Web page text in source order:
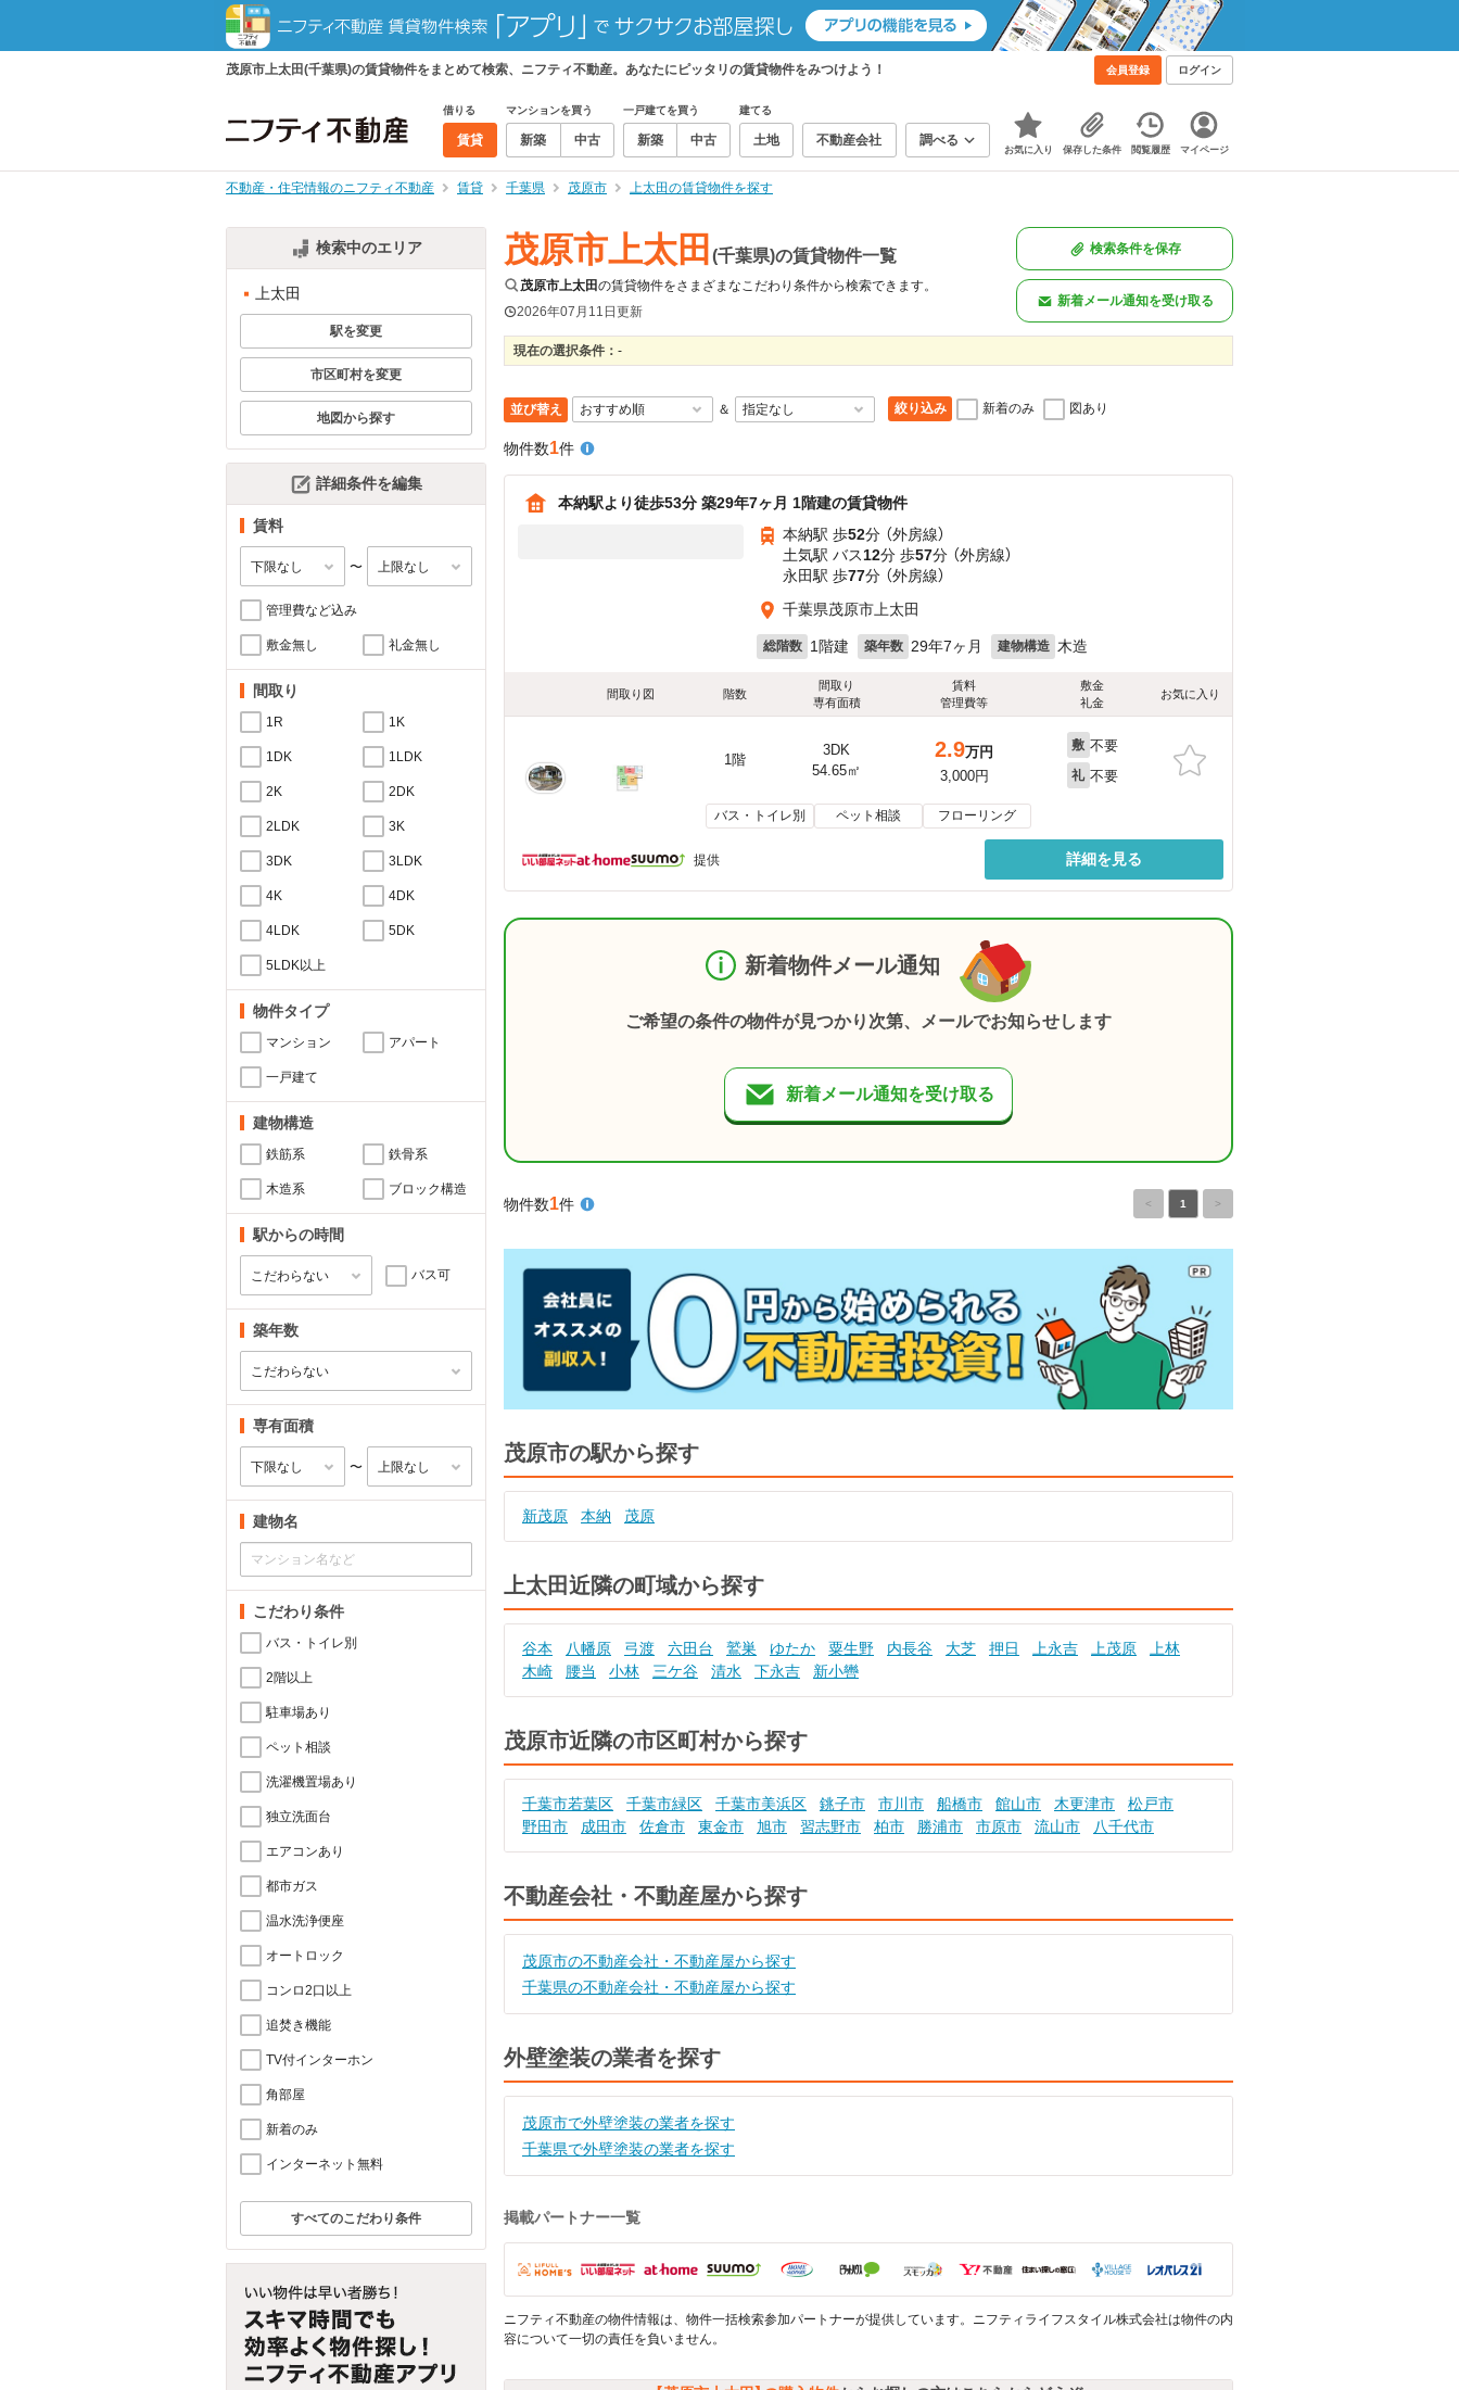
茂原市上太田(千葉県)の賃貸物件をまとめて検索、ニフティ不動産。あなたにピッタリの賃貸物件をみつけよう！ 会員登録 ログイン
借りる
賃貸
マンションを買う
新築 中古
一戸建てを買う
新築 中古
建てる
土地 不動産会社 調べる
お気に入り 保存した条件 閲覧履歴 マイページ
不動産・住宅情報のニフティ不動産 賃貸 千葉県 茂原市 上太田の賃貸物件を探す
検索中のエリア
上太田
駅を変更
市区町村を変更
地図から探す
詳細条件を編集
賃料
〜
管理費など込み
敷金無し 礼金無し
間取り
1R 1K
1DK 1LDK
2K 2DK
2LDK 3K
3DK 3LDK
4K 4DK
4LDK 5DK
5LDK以上
物件タイプ
マンション アパート
一戸建て
建物構造
鉄筋系 鉄骨系
木造系 ブロック構造
駅からの時間
バス可
築年数
専有面積
〜
建物名
こだわり条件
バス・トイレ別
2階以上
駐車場あり
ペット相談
洗濯機置場あり
独立洗面台
エアコンあり
都市ガス
温水洗浄便座
オートロック
コンロ2口以上
追焚き機能
TV付インターホン
角部屋
新着のみ
インターネット無料
すべてのこだわり条件
茂原市上太田 (千葉県)の賃貸物件一覧
茂原市上太田の賃貸物件をさまざまなこだわり条件から検索できます。
2026年07月11日更新
検索条件を保存
新着メール通知を受け取る
現在の選択条件： -
並び替え ＆ 絞り込み 新着のみ 図あり
物件数1件
本納駅より徒歩53分 築29年7ヶ月 1階建の賃貸物件
本納駅 歩52分 （外房線）
土気駅 バス12分 歩57分 （外房線）
永田駅 歩77分 （外房線）
千葉県茂原市上太田
総階数 1階建 築年数 29年7ヶ月 建物構造 木造
間取り図 階数
間取り
専有面積
賃料
管理費等
敷金
礼金
お気に入り
1階
3DK
54.65㎡
2.9万円
3,000円
敷 不要
礼 不要
バス・トイレ別 ペット相談 フローリング
提供 詳細を見る
新着物件メール通知
ご希望の条件の物件が見つかり次第、メールでお知らせします
新着メール通知を受け取る
物件数1件 < 1 >
茂原市の駅から探す
新茂原 本納 茂原
上太田近隣の町域から探す
谷本 八幡原 弓渡 六田台 鷲巣 ゆたか 粟生野 内長谷 大芝 押日 上永吉 上茂原
上林
木崎
腰当 小林 三ケ谷 清水 下永吉 新小轡
茂原市近隣の市区町村から探す
千葉市若葉区 千葉市緑区 千葉市美浜区 銚子市 市川市 船橋市 館山市 木更津市
松戸市
野田市
成田市 佐倉市 東金市 旭市 習志野市 柏市 勝浦市 市原市 流山市 八千代市
不動産会社・不動産屋から探す
茂原市の不動産会社・不動産屋から探す
千葉県の不動産会社・不動産屋から探す
外壁塗装の業者を探す
茂原市で外壁塗装の業者を探す
千葉県で外壁塗装の業者を探す
掲載パートナー一覧
ニフティ不動産の物件情報は、物件一括検索参加パートナーが提供しています。ニフティライフスタイル株式会社は物件の内
容について一切の責任を負いません。